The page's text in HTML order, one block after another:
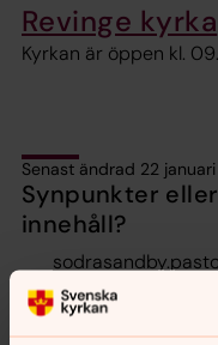
Revinge kyrka
Kyrkan är öppen kl.
Senast ändrad 22 januari
Synpunkter
innehåll?
Dela